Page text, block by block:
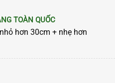
TOÀN QUỐC
hơn 30cm + nhẹ hơn